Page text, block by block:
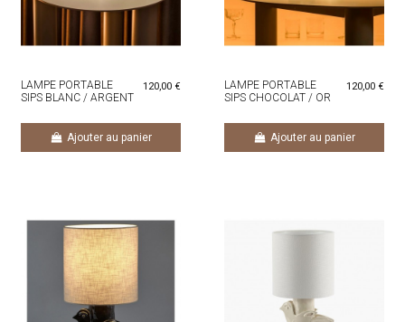
LAMPE PORTABLE
SIPS BLANC / ARGENT
120,00 €
Ajouter au panier
LAMPE PORTABLE
SIPS CHOCOLAT / OR
120,00 €
Ajouter au panier